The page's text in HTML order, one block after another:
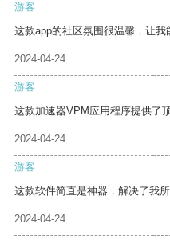
游客
这款app的社区氛围很温馨，让我
2024-04-24
游客
这款加速器VPM应用程序提供了
2024-04-24
游客
这款软件简直是神器，解决了我所
2024-04-24